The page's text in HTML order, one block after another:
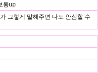
통up
그렇게 말해주면 나도 안심할 수